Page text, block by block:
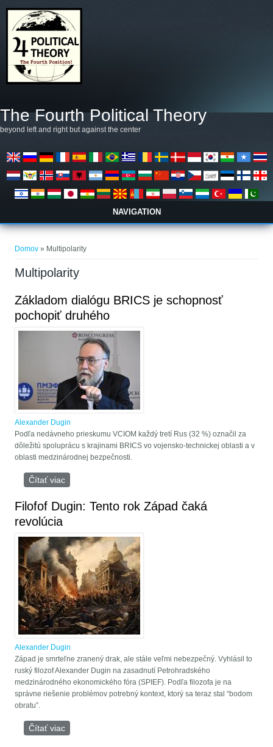
The Fourth Political Theory
beyond left and right but against the center
NAVIGATION
Domov » Multipolarity
Multipolarity
Základom dialógu BRICS je schopnosť
pochopiť druhého
Alexander Dugin
Podľa nedávneho prieskumu VCIOM každý tretí Rus (32 %) označil za
dôležitú spoluprácu s krajinami BRICS vo vojensko-technickej oblasti a v
oblasti medzinárodnej bezpečnosti.
Čítať viac
Filofof Dugin: Tento rok Západ čaká
revolúcia
Alexander Dugin
Západ je smrteľne zranený drak, ale stále veľmi nebezpečný. Vyhlásil to
ruský filozof Alexander Dugin na zasadnutí Petrohradského
medzinárodného ekonomického fóra (SPIEF). Podľa filozofa je na
správne riešenie problémov potrebný kontext, ktorý sa teraz stal “bodom
obratu”.
Čítať viac